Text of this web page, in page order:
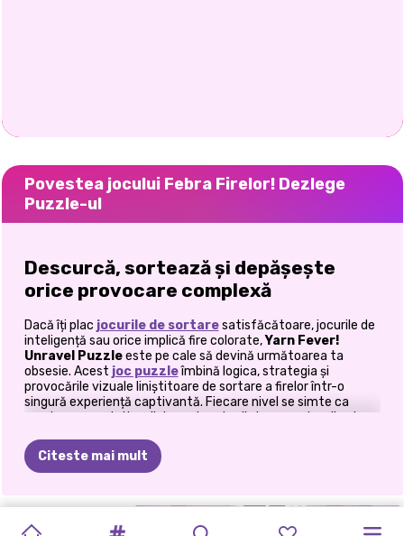
Povestea jocului Febra Firelor! Dezlege
Puzzle-ul
Descurcă, sortează și depășește
orice provocare complexă
Dacă îți plac jocurile de sortaresatisfăcătoare, jocurile de
inteligență sau orice implică fire colorate,Yarn Fever!
Unravel Puzzleeste pe cale să devină următoarea ta
obsesie. Acest joc puzzleîmbină logica, strategia și
provocările vizuale liniștitoare de sortare a firelor într-o
singură experiență captivantă. Fiecare nivel se simte ca
rezolvarea unei situații dezordonate dintr-un sertar din viața
Ca cineva care se calmează ciudat de tare urmărind cum
firele se așează perfect la locul lor, am considerat că fiecare
timp, îți planifici mișcările și descurci haosul pas cu pas.
Citeste mai mult
SORTARE
SORTARE
SWEETSU MERGE